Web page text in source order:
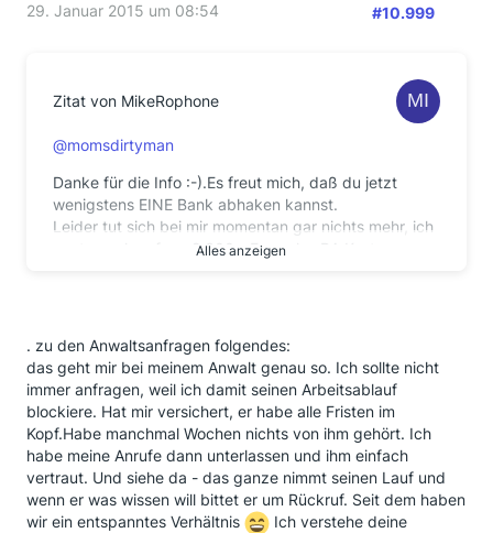
29. Januar 2015 um 08:54 #10.999
Zitat von MikeRophone
@momsdirtyman
Danke für die Info :-).Es freut mich, daß du jetzt
wenigstens EINE Bank abhaken kannst.
Leider tut sich bei mir momentan gar nichts mehr, ich
warte noch auf ca. 2.600,- Euro plus RA Kosten,
eine Mail pro Woche nicht " andauernd " ist, aber ich
bin ja auch nicht der einzige Mandant der Kanzlei.
Leider hat die Deutsche Bank wohl am letzten Tag
der Frist Widerspruch gegen den Mahnbescheid
eingelegt, jetzt weiß ich nicht, was ich weiter
unternehmen soll.
Erneute Fristsetzung, danach wieder einen
Mahnbescheid wegen des fehlenden
Teilbetrages....?????
Alles anzeigen
. zu den Anwaltsanfragen folgendes:
das geht mir bei meinem Anwalt genau so. Ich sollte nicht
immer anfragen, weil ich damit seinen Arbeitsablauf
blockiere. Hat mir versichert, er habe alle Fristen im
Kopf.Habe manchmal Wochen nichts von ihm gehört. Ich
habe meine Anrufe dann unterlassen und ihm einfach
vertraut. Und siehe da - das ganze nimmt seinen Lauf und
wenn er was wissen will bittet er um Rückruf. Seit dem haben
wir ein entspanntes Verhältnis
Ich verstehe deine